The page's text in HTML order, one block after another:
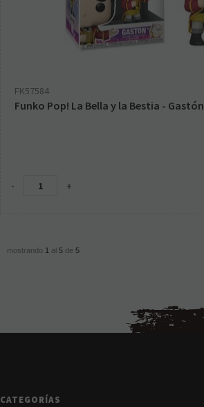
FK57584
Funko Pop! La Bella y la Bestia - Gastón
- +
mostrando 1 al 5 de 5
CATEGORÍAS